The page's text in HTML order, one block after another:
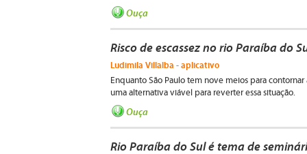
Ouça
Risco de escassez no rio Paraíba do
Ludimila Villalba - aplicativo
Enquanto São Paulo tem nove meios para
uma alternativa viável para reverter essa situação.
Ouça
Rio Paraíba do Sul é tema de